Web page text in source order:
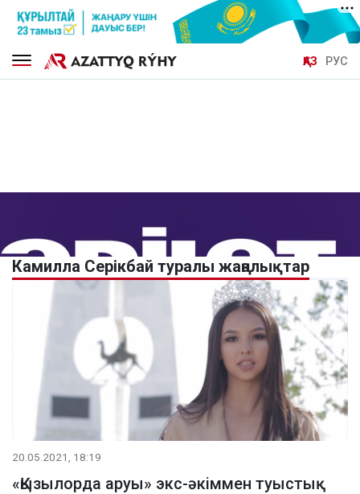
ҚАЗ РУС
Камилла Серікбай туралы жаңалықтар
20.05.2021, 18:19
«Қызылорда аруы» экс-әкіммен туыстық